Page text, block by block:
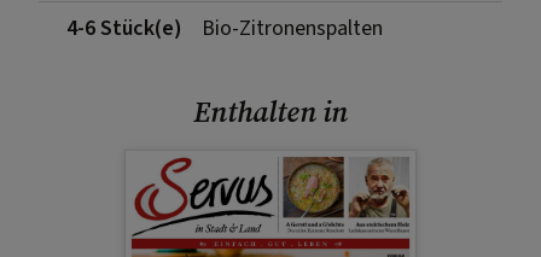
4-6 Stück(e)
Bio-Zitronenspalten
Enthalten in